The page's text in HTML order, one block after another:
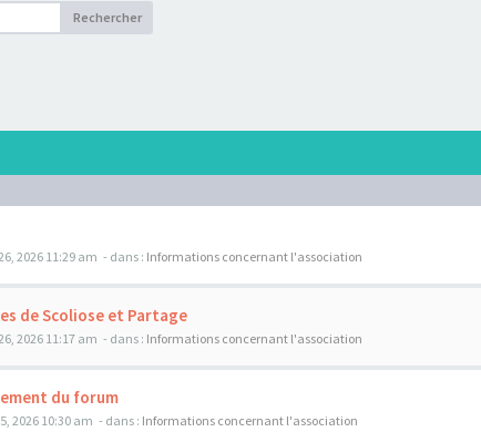
Rechercher
2026 11:29 am - dans : Informations concernant l'association
de Scoliose et Partage
2026 11:17 am - dans : Informations concernant l'association
du forum
2026 10:30 am - dans : Informations concernant l'association